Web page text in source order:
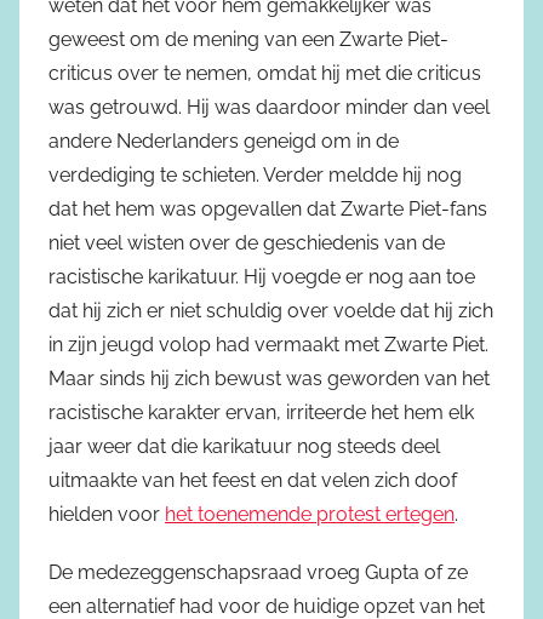
weten dat het voor hem gemakkelijker was
geweest om de mening van een Zwarte Piet-
criticus over te nemen, omdat hij met die criticus
was getrouwd. Hij was daardoor minder dan veel
andere Nederlanders geneigd om in de
verdediging te schieten. Verder meldde hij nog
dat het hem was opgevallen dat Zwarte Piet-fans
niet veel wisten over de geschiedenis van de
racistische karikatuur. Hij voegde er nog aan toe
dat hij zich er niet schuldig over voelde dat hij zich
in zijn jeugd volop had vermaakt met Zwarte Piet.
Maar sinds hij zich bewust was geworden van het
racistische karakter ervan, irriteerde het hem elk
jaar weer dat die karikatuur nog steeds deel
uitmaakte van het feest en dat velen zich doof
hielden voor het toenemende protest ertegen.
De medezeggenschapsraad vroeg Gupta of ze
een alternatief had voor de huidige opzet van het